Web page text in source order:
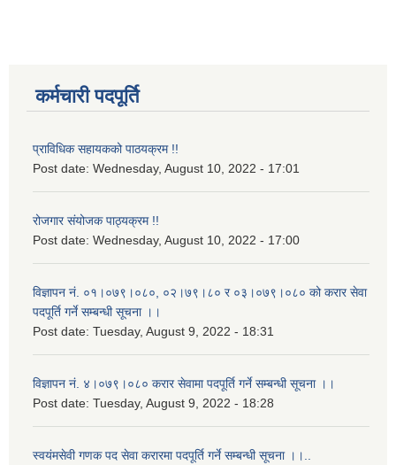
कर्मचारी पदपूर्ति
प्राविधिक सहायकको पाठयक्रम !!
Post date: Wednesday, August 10, 2022 - 17:01
रोजगार संयोजक पाठ्यक्रम !!
Post date: Wednesday, August 10, 2022 - 17:00
विज्ञापन नं. ०१।०७९।०८०, ०२।७९।८० र ०३।०७९।०८० को करार सेवा
पदपूर्ति गर्ने सम्बन्धी सूचना ।।
Post date: Tuesday, August 9, 2022 - 18:31
विज्ञापन नं. ४।०७९।०८० करार सेवामा पदपूर्ति गर्ने सम्बन्धी सूचना ।।
Post date: Tuesday, August 9, 2022 - 18:28
स्वयंमसेवी गणक पद सेवा करारमा पदपूर्ति गर्ने सम्बन्धी सूचना ।।..